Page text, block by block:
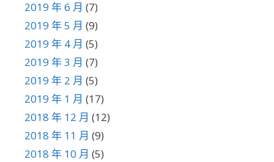
2019 年 6 月 (7)
2019 年 5 月 (9)
2019 年 4 月 (5)
2019 年 3 月 (7)
2019 年 2 月 (5)
2019 年 1 月 (17)
2018 年 12 月 (12)
2018 年 11 月 (9)
2018 年 10 月 (5)